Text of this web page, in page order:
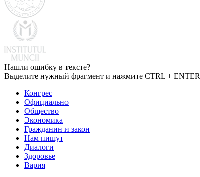
Нашли ошибку в тексте?
Выделите нужный фрагмент и нажмите CTRL + ENTER
Конгрес
Официально
Общество
Экономика
Гражданин и закон
Нам пишут
Диалоги
Здоровье
Вария